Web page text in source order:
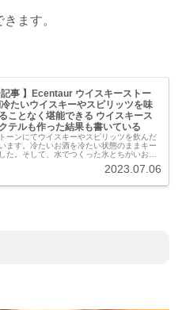
ます。
記事 】Ecentaur ウイスキーストー
たいウイスキーやスピリッツを味
ことなく堪能できる ウイスキース
テルも作った結果も書いている
ーンにてウイスキーやスピリッツを飲んだ
ます。冷たいお酒を冷たい状態のままキー
た。そして、水でつくった氷とちがいお酒
2023.07.06